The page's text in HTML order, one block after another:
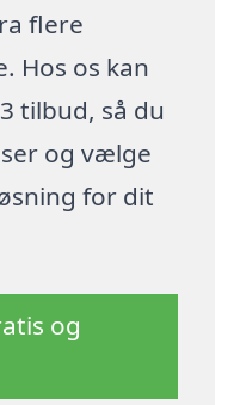
flere
Hos os kan
tilbud, så du
og vælge
for dit
og